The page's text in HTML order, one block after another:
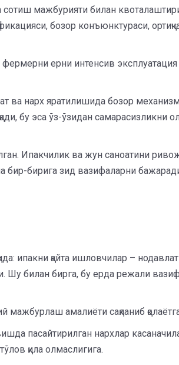
мажбурияти билан
бозор конъюнктураси,
ерни интенсив
ва нарх яратилишида бозор
бу эса ўз-ўзидан самарасизликни
Ипакчилик ва жун саноатини
бирига зид вазифаларни
ипакни қайта ишловчилар –
Шу билан бирга, бу ерда режали
амалиёти сақланиб
пасайтирилган нархлар
қила олмаслигига.